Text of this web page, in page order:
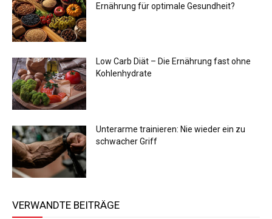
Ernährung für optimale Gesundheit?
Low Carb Diät – Die Ernährung fast ohne
Kohlenhydrate
Unterarme trainieren: Nie wieder ein zu
schwacher Griff
VERWANDTE BEITRÄGE